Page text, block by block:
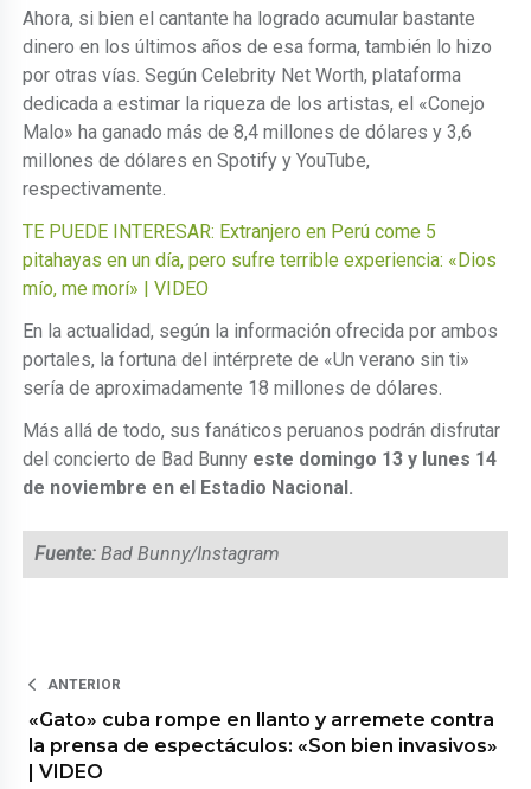
Ahora, si bien el cantante ha logrado acumular bastante
dinero en los últimos años de esa forma, también lo hizo
por otras vías. Según Celebrity Net Worth, plataforma
dedicada a estimar la riqueza de los artistas, el «Conejo
Malo» ha ganado más de 8,4 millones de dólares y 3,6
millones de dólares en Spotify y YouTube,
respectivamente.
TE PUEDE INTERESAR: Extranjero en Perú come 5
pitahayas en un día, pero sufre terrible experiencia: «Dios
mío, me morí» | VIDEO
En la actualidad, según la información ofrecida por ambos
portales, la fortuna del intérprete de «Un verano sin ti»
sería de aproximadamente 18 millones de dólares.
Más allá de todo, sus fanáticos peruanos podrán disfrutar
del concierto de Bad Bunny este domingo 13 y lunes 14
de noviembre en el Estadio Nacional.
Fuente:Bad Bunny/Instagram
ANTERIOR
«Gato» cuba rompe en llanto y arremete contra
la prensa de espectáculos: «Son bien invasivos»
| VIDEO